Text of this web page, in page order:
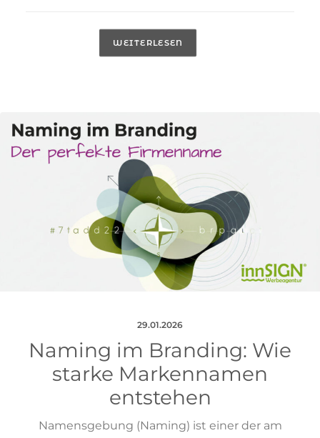
WEITERLESEN
29.01.2026
Naming im Branding: Wie
starke Markennamen
entstehen
Namensgebung (Naming) ist einer der am